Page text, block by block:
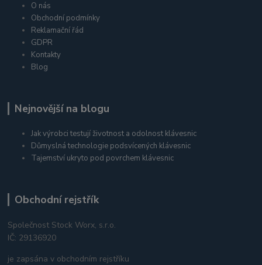
O nás
Obchodní podmínky
Reklamační řád
GDPR
Kontakty
Blog
Nejnovější na blogu
Jak výrobci testují životnost a odolnost klávesnic
Důmyslná technologie podsvícených klávesnic
Tajemství ukryto pod povrchem klávesnic
Obchodní rejstřík
Společnost Stock Worx, s.r.o.
IČ: 29136920
je zapsána v obchodním rejstříku